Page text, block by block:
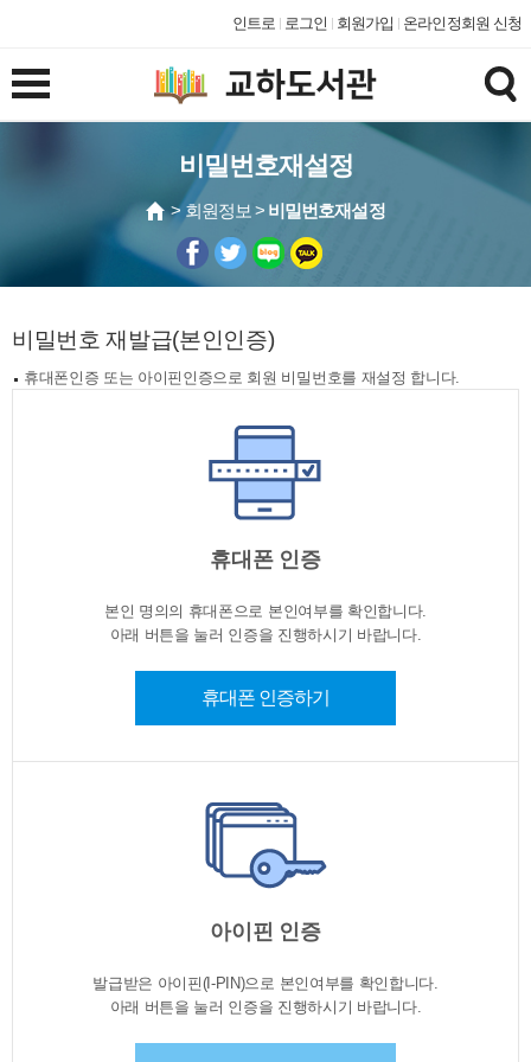
인트로 로그인 회원가입 온라인정회원 신청
비밀번호재설정
> 회원정보 > 비밀번호재설정
비밀번호 재발급(본인인증)
휴대폰인증 또는 아이핀인증으로 회원 비밀번호를 재설정 합니다.
휴대폰 인증
본인 명의의 휴대폰으로 본인여부를 확인합니다.
아래 버튼을 눌러 인증을 진행하시기 바랍니다.
휴대폰 인증하기
아이핀 인증
발급받은 아이핀(I-PIN)으로 본인여부를 확인합니다.
아래 버튼을 눌러 인증을 진행하시기 바랍니다.